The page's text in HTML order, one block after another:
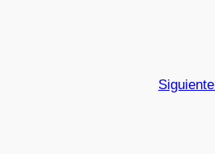
Siguiente